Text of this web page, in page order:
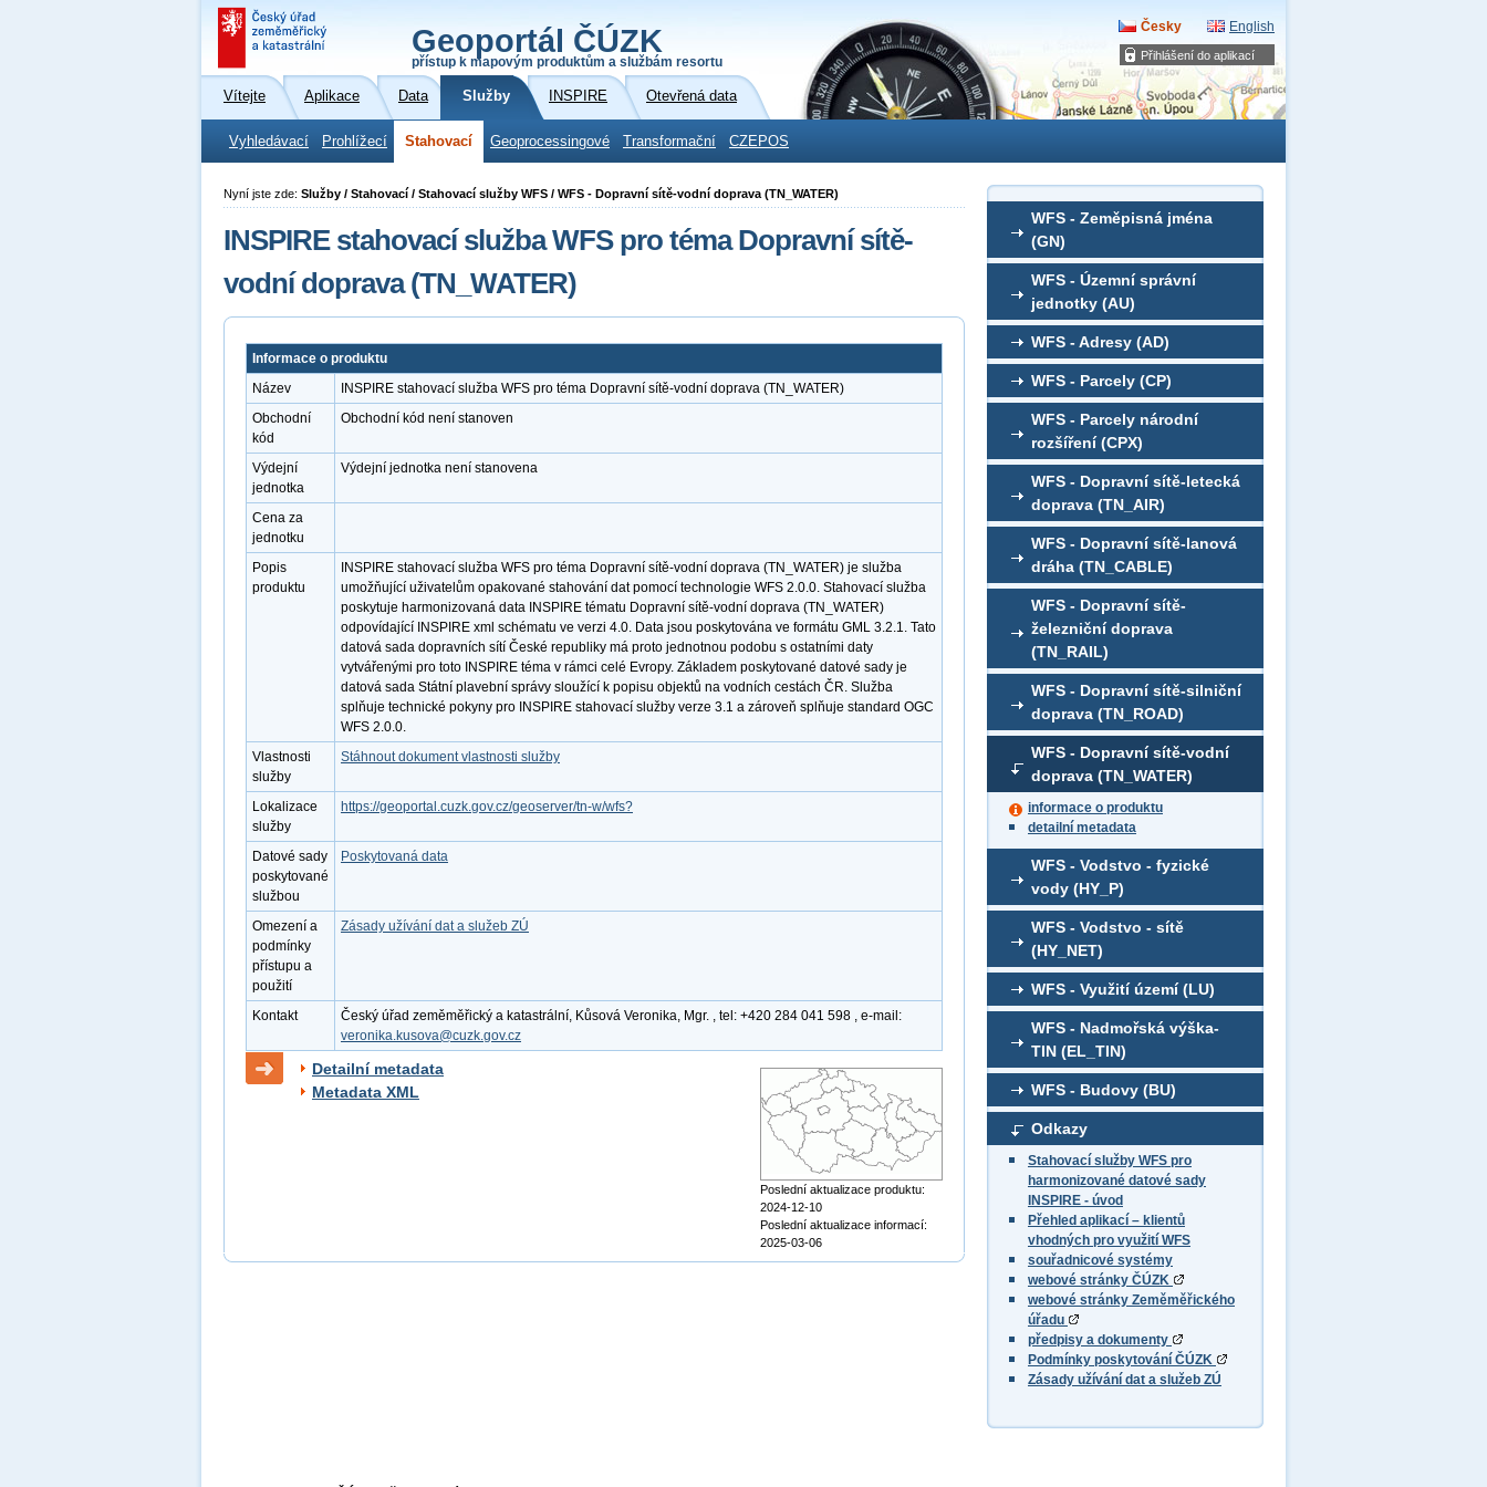
Přihlášení do aplikací
Geoportál ČÚZK
přístup k mapovým produktům a službám resortu
Česky English
Vítejte Aplikace Data Služby INSPIRE Otevřená data
Vyhledávací Prohlížecí Stahovací Geoprocessingové Transformační CZEPOS
WFS - Zeměpisná jména
(GN)
WFS - Územní správní
jednotky (AU)
WFS - Adresy (AD)
WFS - Parcely (CP)
WFS - Parcely národní
rozšíření (CPX)
WFS - Dopravní sítě-letecká
doprava (TN_AIR)
WFS - Dopravní sítě-lanová
dráha (TN_CABLE)
WFS - Dopravní sítě-
železniční doprava
(TN_RAIL)
WFS - Dopravní sítě-silniční
doprava (TN_ROAD)
WFS - Dopravní sítě-vodní
doprava (TN_WATER)
informace o produktu
detailní metadata
WFS - Vodstvo - fyzické
vody (HY_P)
WFS - Vodstvo - sítě
(HY_NET)
WFS - Využití území (LU)
WFS - Nadmořská výška-
TIN (EL_TIN)
WFS - Budovy (BU)
Odkazy
Stahovací služby WFS pro
harmonizované datové sady
INSPIRE - úvod
Přehled aplikací – klientů
vhodných pro využití WFS
souřadnicové systémy
webové stránky ČÚZK
webové stránky Zeměměřického
úřadu
předpisy a dokumenty
Podmínky poskytování ČÚZK
Zásady užívání dat a služeb ZÚ
Nyní jste zde: Služby / Stahovací / Stahovací služby WFS / WFS - Dopravní sítě-vodní doprava (TN_WATER)
INSPIRE stahovací služba WFS pro téma Dopravní sítě-
vodní doprava (TN_WATER)
Informace o produktu
Název
INSPIRE stahovací služba WFS pro téma Dopravní sítě-vodní doprava (TN_WATER)
Obchodní
kód
Obchodní kód není stanoven
Výdejní
jednotka
Výdejní jednotka není stanovena
Cena za
jednotku
Popis
produktu
INSPIRE stahovací služba WFS pro téma Dopravní sítě-vodní doprava (TN_WATER) je služba
umožňující uživatelům opakované stahování dat pomocí technologie WFS 2.0.0. Stahovací služba
poskytuje harmonizovaná data INSPIRE tématu Dopravní sítě-vodní doprava (TN_WATER)
odpovídající INSPIRE xml schématu ve verzi 4.0. Data jsou poskytována ve formátu GML 3.2.1. Tato
datová sada dopravních sítí České republiky má proto jednotnou podobu s ostatními daty
vytvářenými pro toto INSPIRE téma v rámci celé Evropy. Základem poskytované datové sady je
datová sada Státní plavební správy sloužící k popisu objektů na vodních cestách ČR. Služba
splňuje technické pokyny pro INSPIRE stahovací služby verze 3.1 a zároveň splňuje standard OGC
WFS 2.0.0.
Vlastnosti
služby
Stáhnout dokument vlastnosti služby
Lokalizace
služby
https://geoportal.cuzk.gov.cz/geoserver/tn-w/wfs?
Datové sady
poskytované
službou
Poskytovaná data
Omezení a
podmínky
přístupu a
použití
Zásady užívání dat a služeb ZÚ
Kontakt
Český úřad zeměměřický a katastrální, Kůsová Veronika, Mgr. , tel: +420 284 041 598 , e-mail:
veronika.kusova@cuzk.gov.cz
Detailní metadata
Metadata XML
Poslední aktualizace produktu:
2024-12-10
Poslední aktualizace informací:
2025-03-06